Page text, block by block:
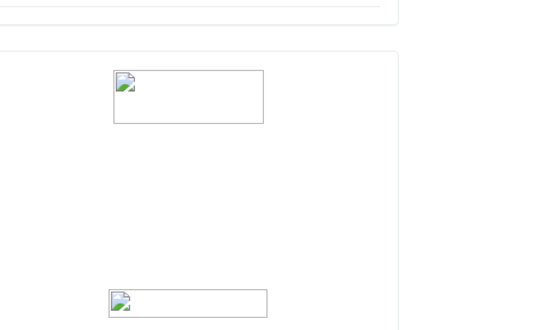
Индексация